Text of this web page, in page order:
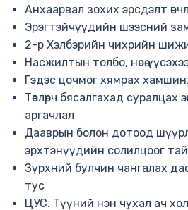
Анхаарвал зохих эрсдэлт
Эрэгтэйчүүдийн шээсний
2-р Хэлбэрийн чихрийн
Насжилтын толбо, нөсөө
Гэдэс цочмог хямрах
Төвлөрч бясалгахад суралцах
аргачлал
Дааврын болон дотоод
эрхтэнүүдийн солилцоог
Зүрхний булчин чангалах
тус
ЦУС. Түүний нэн чухал ач